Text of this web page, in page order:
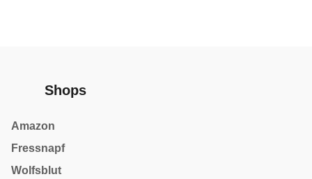
Shops
Amazon
Fressnapf
Wolfsblut